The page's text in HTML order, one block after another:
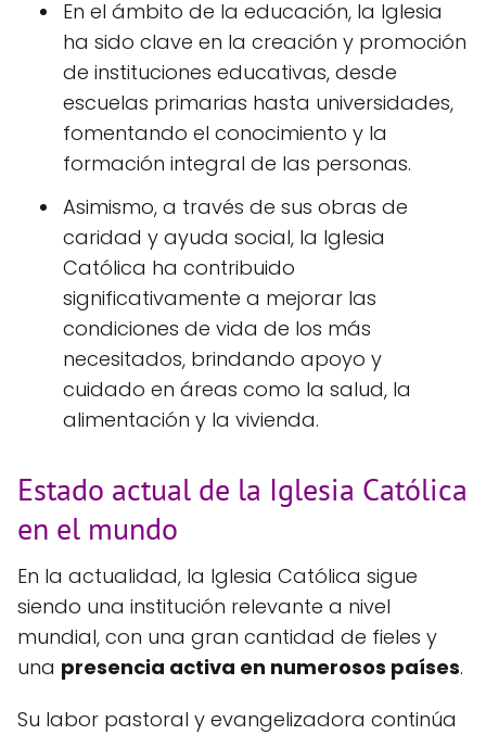
En el ámbito de la educación, la Iglesia
ha sido clave en la creación y promoción
de instituciones educativas, desde
escuelas primarias hasta universidades,
fomentando el conocimiento y la
formación integral de las personas.
Asimismo, a través de sus obras de
caridad y ayuda social, la Iglesia
Católica ha contribuido
significativamente a mejorar las
condiciones de vida de los más
necesitados, brindando apoyo y
cuidado en áreas como la salud, la
alimentación y la vivienda.
Estado actual de la Iglesia Católica
en el mundo
En la actualidad, la Iglesia Católica sigue
siendo una institución relevante a nivel
mundial, con una gran cantidad de fieles y
una presencia activa en numerosos países.
Su labor pastoral y evangelizadora continúa